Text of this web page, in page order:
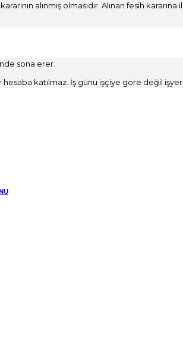
alınmış olmasıdır. Alınan fesih kararına
başlar. Dolayısıyla olayın öğrenildiği
sona erer.
katılmaz. İş günü işçiye göre değil
tatil günleri iş günü olarak sayılmaz.
yaptığını öğrenmiştir. Bu durumda
günleri altı iş günlük süre dışında
tarafından tacize uğramıştır. Bu durumda
yapılıyorsa tüm günler iş günü
işyerinde yedi günden fazla hapisle
tarihinde mesai bitimine kadar
süre belirlenirken Ulusal Bayram ve genel tatil
günlerde iş günü niteliğinde olur.